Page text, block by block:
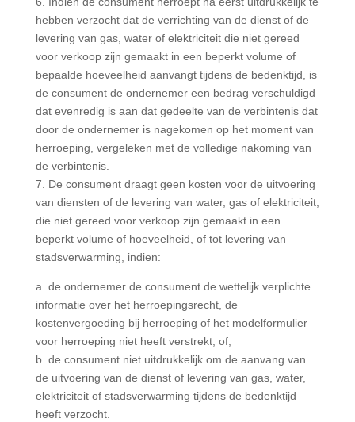
hebben verzocht dat de verrichting van de dienst of de
levering van gas, water of elektriciteit die niet gereed
voor verkoop zijn gemaakt in een beperkt volume of
bepaalde hoeveelheid aanvangt tijdens de bedenktijd, is
de consument de ondernemer een bedrag verschuldigd
dat evenredig is aan dat gedeelte van de verbintenis dat
door de ondernemer is nagekomen op het moment van
herroeping, vergeleken met de volledige nakoming van
de verbintenis.
7. De consument draagt geen kosten voor de uitvoering
van diensten of de levering van water, gas of elektriciteit,
die niet gereed voor verkoop zijn gemaakt in een
beperkt volume of hoeveelheid, of tot levering van
stadsverwarming, indien:
a. de ondernemer de consument de wettelijk verplichte
informatie over het herroepingsrecht, de
kostenvergoeding bij herroeping of het modelformulier
voor herroeping niet heeft verstrekt, of;
b. de consument niet uitdrukkelijk om de aanvang van
de uitvoering van de dienst of levering van gas, water,
elektriciteit of stadsverwarming tijdens de bedenktijd
heeft verzocht.